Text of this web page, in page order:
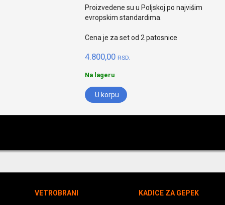
Proizvedene su u Poljskoj po najvišim
evropskim standardima.
Cena je za set od 2 patosnice
4.800,00 RSD.
Na lageru
U korpu
VETROBRANI KADICE ZA GEPEK